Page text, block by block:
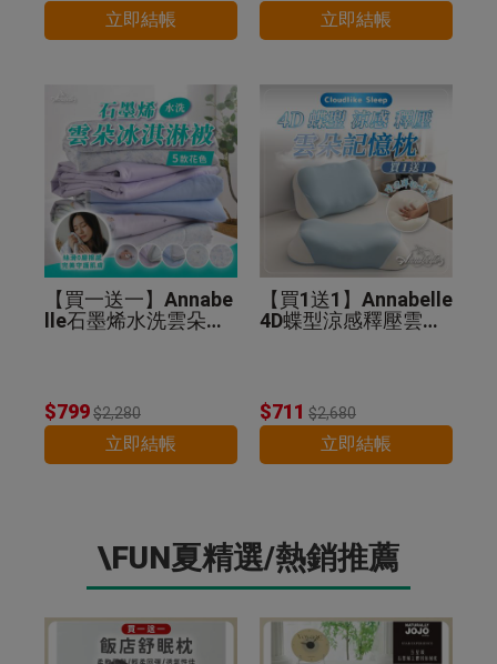
立即結帳 立即結帳
【買一送一】Annabe
lle石墨烯水洗雲朵冰
$799$2,280
立即結帳
【買1送1】Annabelle
4D蝶型涼感釋壓雲朵
$711 $2,680
立即結帳
\FUN夏精選/熱銷推薦